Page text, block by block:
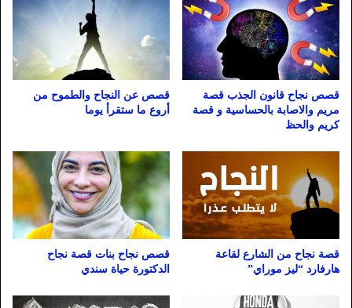
قصص نجاح قانون الجذب قصة
مريم والاصابة بالحساسية و قصة
كريم والحظ
قصص عن النجاح والطموح من
أروع ما ستقرأ يوما
قصة نجاح من الشارع لقاعة
هارفارد “ليز موراي”
قصص نجاح بنات قصة نجاح
الدكتورة حياة سندي